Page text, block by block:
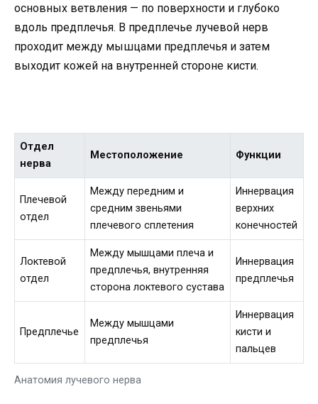
основных ветвления — по поверхности и глубоко
вдоль предплечья. В предплечье лучевой нерв
проходит между мышцами предплечья и затем
выходит кожей на внутренней стороне кисти.
Анатомия лучевого нерва
Отдел
нерва
Местоположение Функции
Плечевой
отдел
Между передним и
средним звеньями
плечевого сплетения
Иннервация
верхних
конечностей
Локтевой
отдел
Между мышцами плеча и
предплечья, внутренняя
сторона локтевого сустава
Иннервация
предплечья
Предплечье
Между мышцами
предплечья
Иннервация
кисти и
пальцев